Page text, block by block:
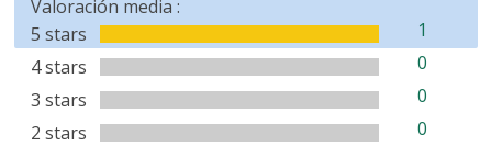
Valoración media :
5 stars
1
4 stars
0
3 stars
0
2 stars
0